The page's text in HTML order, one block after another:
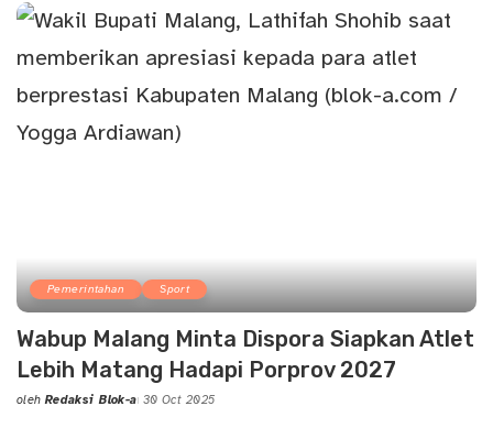
Pemerintahan Sport
Wabup Malang Minta Dispora Siapkan Atlet
Lebih Matang Hadapi Porprov 2027
Posted
oleh Redaksi Blok-a 30 Oct 2025